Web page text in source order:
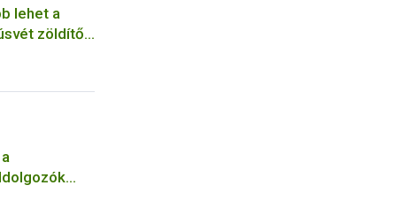
lehet a
zöldítő